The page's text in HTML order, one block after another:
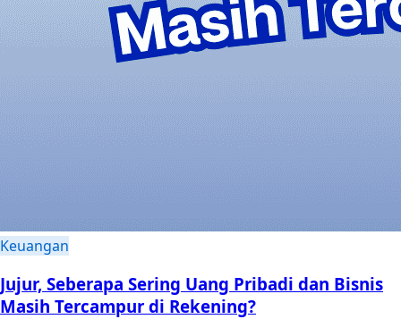
Keuangan
Jujur, Seberapa Sering Uang Pribadi dan Bisnis
Masih Tercampur di Rekening?